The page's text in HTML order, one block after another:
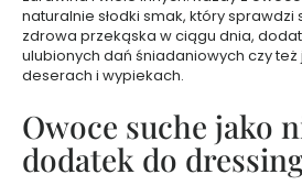
a
s
e
c
k
d
naturalnie słodki smak, który
zdrowa przekąska w ciągu dnia,
ulubionych dań śniadaniowych czy też
deserach i wypiekach.
Owoce suche jako
dodatek do